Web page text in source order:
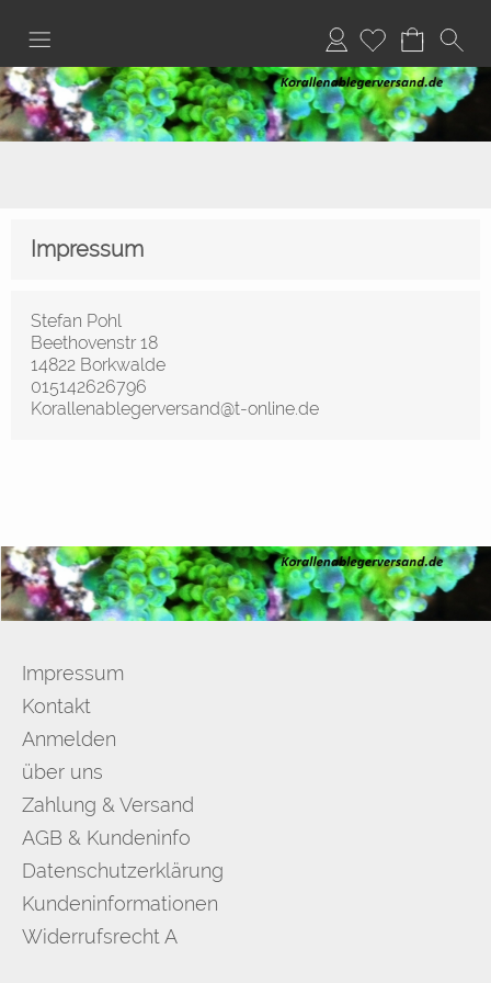
Anmelden
Impressum
Stefan Pohl
Beethovenstr 18
14822 Borkwalde
015142626796
Korallenablegerversand@t-online.de
Impressum
Kontakt
Anmelden
über uns
Zahlung & Versand
AGB & Kundeninfo
Datenschutzerklärung
Kundeninformationen
Widerrufsrecht A